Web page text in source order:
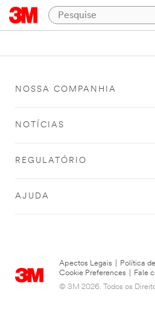
NOSSA COMPANHIA
NOTÍCIAS
REGULATÓRIO
AJUDA
Apectos Legais Política
Cookie Preferences
Fale
© 3M 2026. Todos os